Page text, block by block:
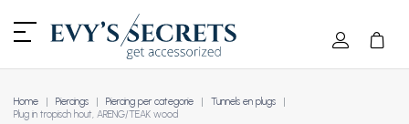
Home Piercings Piercing per categorie
Tunnels en plugs
Plug in tropisch hout, ARENG/TEAK wood